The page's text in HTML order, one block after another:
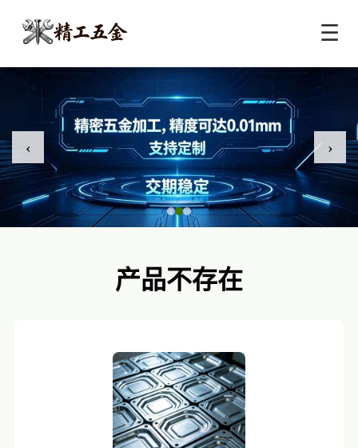
☰
‹ ›
产品不存在